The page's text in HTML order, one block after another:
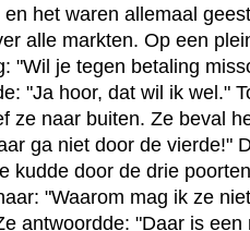
en het waren allemaal
alle markten. Op een
"Wil je tegen betaling
"Ja hoor, dat wil ik wel."
ze naar buiten. Ze beval
ga niet door de vierde!"
kudde door de drie
"Waarom mag ik ze
antwoordde: "Daar is